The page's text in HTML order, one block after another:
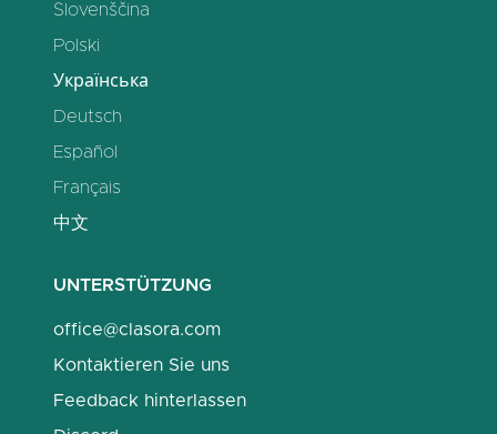
Slovenščina
Polski
Українська
Deutsch
Español
Français
中文
UNTERSTÜTZUNG
office@clasora.com
Kontaktieren Sie uns
Feedback hinterlassen